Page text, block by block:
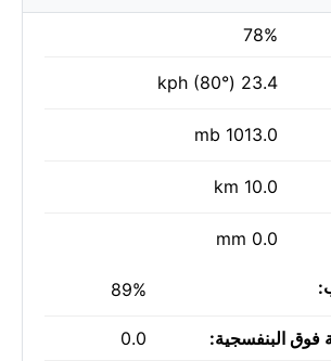
78%
23.4 kph (80°)
1013.0 mb
10.0 km
0.0 mm
89%
فوق البنفسجية: 0.0